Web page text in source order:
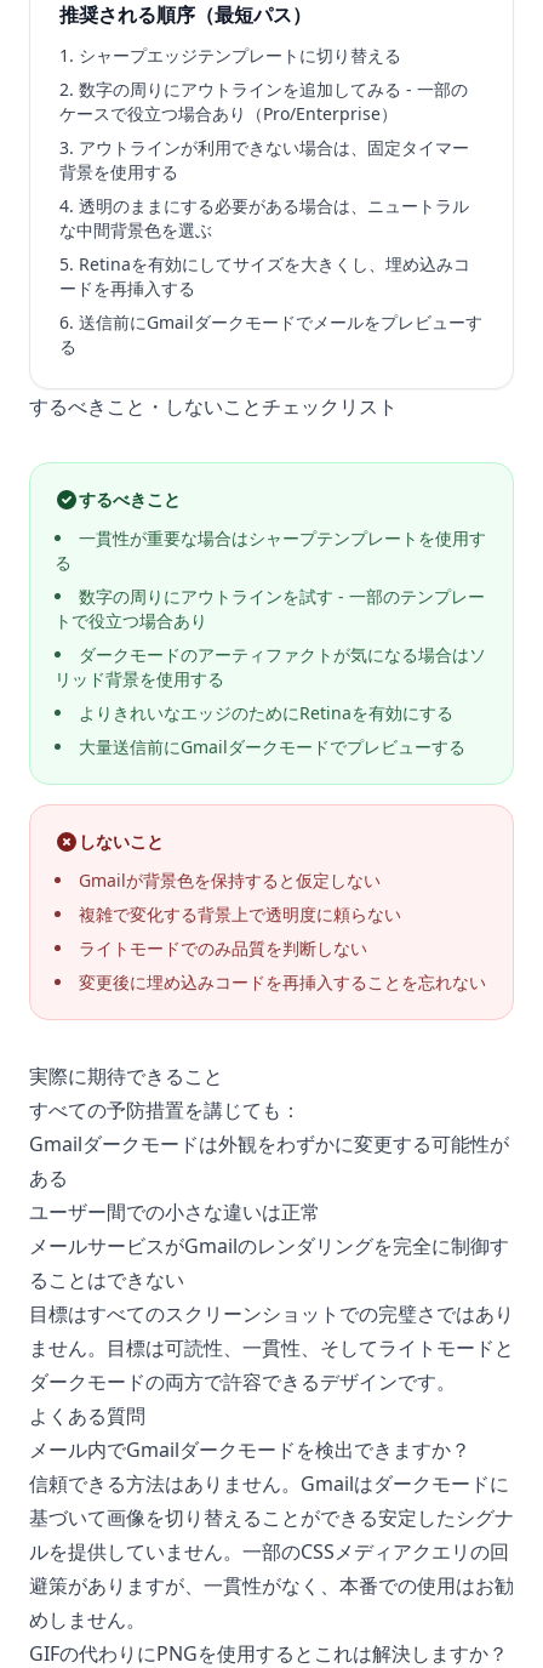
推奨される順序（最短パス）
シャープエッジテンプレートに切り替える
数字の周りにアウトラインを追加してみる - 一部の
ケースで役立つ場合あり（Pro/Enterprise）
アウトラインが利用できない場合は、固定タイマー
背景を使用する
透明のままにする必要がある場合は、ニュートラル
な中間背景色を選ぶ
Retinaを有効にしてサイズを大きくし、埋め込みコ
ードを再挿入する
送信前にGmailダークモードでメールをプレビューす
る
するべきこと・しないことチェックリスト
するべきこと
一貫性が重要な場合はシャープテンプレートを使用す
る
数字の周りにアウトラインを試す - 一部のテンプレー
トで役立つ場合あり
ダークモードのアーティファクトが気になる場合はソ
リッド背景を使用する
よりきれいなエッジのためにRetinaを有効にする
大量送信前にGmailダークモードでプレビューする
しないこと
Gmailが背景色を保持すると仮定しない
複雑で変化する背景上で透明度に頼らない
ライトモードでのみ品質を判断しない
変更後に埋め込みコードを再挿入することを忘れない
実際に期待できること
すべての予防措置を講じても：
Gmailダークモードは外観をわずかに変更する可能性が
ある
ユーザー間での小さな違いは正常
メールサービスがGmailのレンダリングを完全に制御す
ることはできない
目標はすべてのスクリーンショットでの完璧さではあり
ません。目標は可読性、一貫性、そしてライトモードと
ダークモードの両方で許容できるデザインです。
よくある質問
メール内でGmailダークモードを検出できますか？
信頼できる方法はありません。Gmailはダークモードに
基づいて画像を切り替えることができる安定したシグナ
ルを提供していません。一部のCSSメディアクエリの回
避策がありますが、一貫性がなく、本番での使用はお勧
めしません。
GIFの代わりにPNGを使用するとこれは解決しますか？